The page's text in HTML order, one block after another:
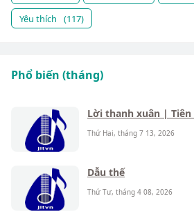
Yêu thích
(117)
Phổ biến (tháng)
Lời thanh xuân | Tiên
Thứ Hai, tháng 7 13, 2026
Dẫu thế
Thứ Tư, tháng 4 08, 2026